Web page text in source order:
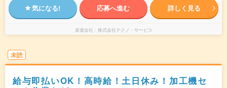
気になる! 応募へ進む 詳しく見る
派遣会社 株式会社テクノ・サービス
未読
給与即払いOK！高時給！土日休み！加工機セ